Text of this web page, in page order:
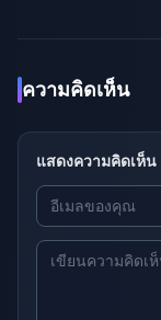
ความคิดเห็น
แสดงความคิดเห็น